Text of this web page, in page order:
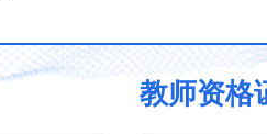
教师资格